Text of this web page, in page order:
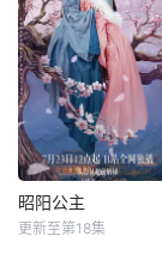
昭阳公主
更新至第18集